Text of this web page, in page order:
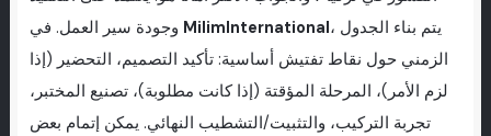
MilimInternational، يتم بناء الجدول
الزمني حول نقاط تفتيش أساسية: تأكيد التصميم، التحضير (إذا
لزم الأمر)، المرحلة المؤقتة (إذا كانت مطلوبة)، تصنيع المختبر،
تجربة التركيب، والتثبيت/التشطيب النهائي. يمكن إتمام بعض